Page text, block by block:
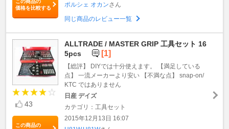
価格を比較する
ポルシェ オカンさん
同じ商品のレビュー一覧
43
この商品の
ALLTRADE / MASTER GRIP 工具セット 16
5pcs
[1]
【総評】 DIYでは十分使えます。 【満足している
点】 一流メーカーより安い 【不満な点】 snap-on/
KTC ではありません
日産 デイズ
カテゴリ：工具セット
2015年12月13日 16:07